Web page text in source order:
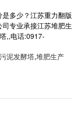
多少？江苏重力翻版
专业承接江苏堆肥生
,,电话:0917-
泥发酵塔,堆肥生产